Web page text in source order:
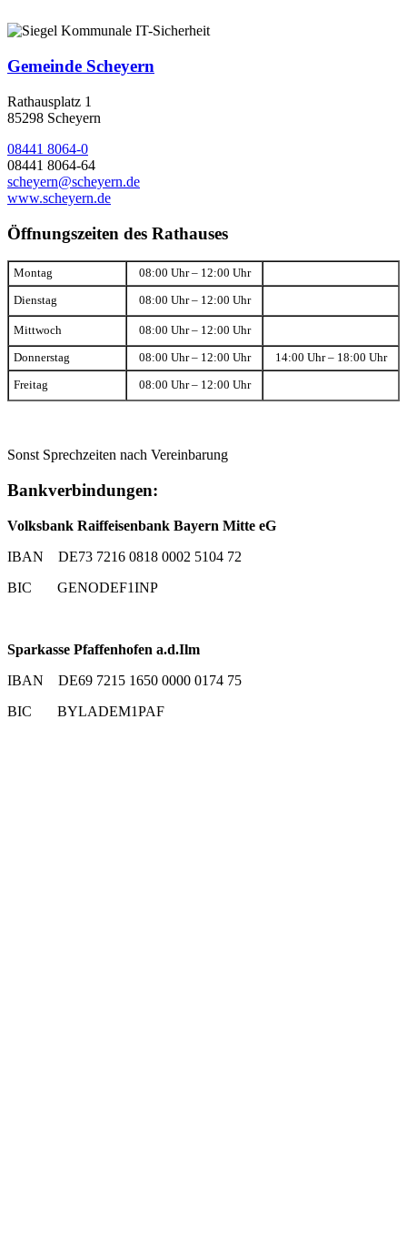
Gemeinde Scheyern
Rathausplatz 1
85298 Scheyern
08441 8064-0
08441 8064-64
scheyern@scheyern.de
www.scheyern.de
Öffnungszeiten des Rathauses
Montag 08:00 Uhr – 12:00 Uhr
Dienstag 08:00 Uhr – 12:00 Uhr
Mittwoch 08:00 Uhr – 12:00 Uhr
Donnerstag 08:00 Uhr – 12:00 Uhr 14:00 Uhr – 18:00 Uhr
Freitag 08:00 Uhr – 12:00 Uhr
Sonst Sprechzeiten nach Vereinbarung
Bankverbindungen:
Volksbank Raiffeisenbank Bayern Mitte eG
IBAN DE73 7216 0818 0002 5104 72
BIC GENODEF1INP
Sparkasse Pfaffenhofen a.d.Ilm
IBAN DE69 7215 1650 0000 0174 75
BIC BYLADEM1PAF